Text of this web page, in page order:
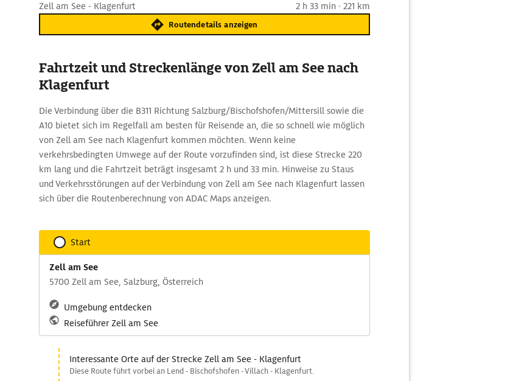
Zell am See - Klagenfurt 2 h 33 min · 221 km
Routendetails anzeigen
Fahrtzeit und Streckenlänge von Zell am See nach
Klagenfurt
Die Verbindung über die B311 Richtung Salzburg/Bischofshofen/Mittersill sowie die
A10 bietet sich im Regelfall am besten für Reisende an, die so schnell wie möglich
von Zell am See nach Klagenfurt kommen möchten. Wenn keine
verkehrsbedingten Umwege auf der Route vorzufinden sind, ist diese Strecke 220
km lang und die Fahrtzeit beträgt insgesamt 2 h und 33 min. Hinweise zu Staus
und Verkehrsstörungen auf der Verbindung von Zell am See nach Klagenfurt lassen
sich über die Routenberechnung von ADAC Maps anzeigen.
Start
Zell am See
5700 Zell am See, Salzburg, Österreich
Umgebung entdecken
Reiseführer Zell am See
Interessante Orte auf der Strecke Zell am See - Klagenfurt
Diese Route führt vorbei an Lend - Bischofshofen - Villach - Klagenfurt.